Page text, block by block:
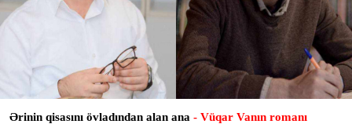
Ərinin qisasını övladından alan ana - Vüqar Vanın romanı